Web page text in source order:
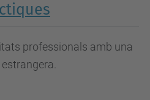
professionals amb una